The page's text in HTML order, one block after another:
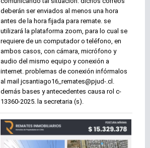
deberán ser enviados al menos una hora
antes de la hora fijada para remate. se
utilizará la plataforma zoom, para lo cual se
requiere de un computador o teléfono, en
ambos casos, con cámara, micrófono y
audio del mismo equipo y conexión a
internet. problemas de conexión infórmalos
al mail jcsantiago16_remates@pjud-.cl.
demás bases y antecedentes causa rol c-
13360-2025. la secretaria (s).